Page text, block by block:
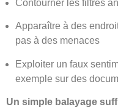
Contourner les filtres
Apparaître à des
pas à des menaces
Exploiter un faux
exemple sur des
Un simple balayage